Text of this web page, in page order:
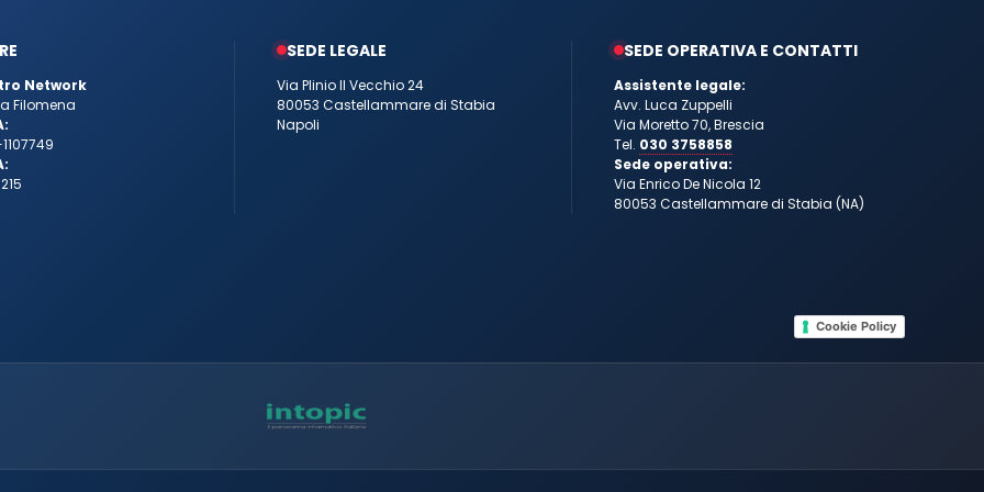
Network
Filomena
SEDE LEGALE
Via Plinio Il Vecchio 24
80053 Castellammare di Stabia
Napoli
SEDE OPERATIVA E CONTATTI
Assistente legale:
Avv. Luca Zuppelli
Via Moretto 70, Brescia
Tel. 030 3758858
Sede operativa:
Via Enrico De Nicola 12
80053 Castellammare di Stabia (NA)
Cookie Policy